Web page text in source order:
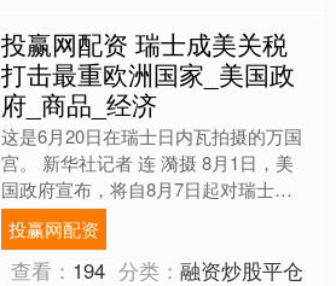
投赢网配资 瑞士成美关税
打击最重欧洲国家_美国政
府_商品_经济
这是6月20日在瑞士日内瓦拍摄的万国
宫。 新华社记者 连 漪摄 8月1日，美
国政府宣布，将自8月7日起对瑞士输
美的手表、巧克力、机械制品等商品征
收39%的关税，....
投赢网配资
查看： 194 分类：融资炒股平仓